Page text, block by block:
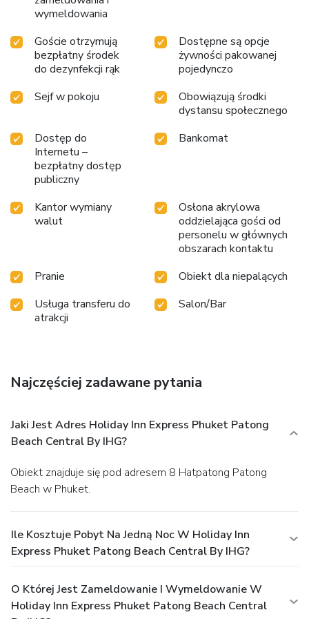
options are constantly available.Upon arrival, make sure to
entertainment within the premises. Throughout the day,
engage in the entertaining activities available at Holiday Inn
Express Phuket Patong Beach Central By IHG. Make sure
the pool at hotel and cherish a leisurely moment.Enjoy a
refreshing beverage al fresco at hotel's poolside bar
savoring your preferred concoction. Guests who enjoy
maintaining their fitness regimen while on holiday can visit
the fitness center provided by hotel.
wymeldowania
Goście otrzymują
bezpłatny środek
do dezynfekcji rąk
Dostępne są opcje
żywności pakowanej
pojedynczo
Sejf w pokoju
Obowiązują środki
dystansu społecznego
Dostęp do
Internetu –
bezpłatny dostęp
publiczny
Bankomat
Kantor wymiany
walut
Osłona akrylowa
oddzielająca gości od
personelu w głównych
obszarach kontaktu
Pranie
Obiekt dla niepalących
Usługa transferu do
atrakcji
Salon/Bar
Najczęściej zadawane pytania
Jaki Jest Adres Holiday Inn Express Phuket Patong
Beach Central By IHG?
Obiekt znajduje się pod adresem 8 Hatpatong Patong
Beach w Phuket.
Ile Kosztuje Pobyt Na Jedną Noc W Holiday Inn
Express Phuket Patong Beach Central By IHG?
O Której Jest Zameldowanie I Wymeldowanie W
Holiday Inn Express Phuket Patong Beach Central